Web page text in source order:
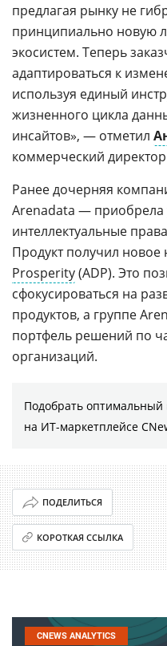
предлагая рынку не
принципиально новую
экосистем. Теперь
адаптироваться к
используя единый
жизненного цикла
инсайтов», — отметил
коммерческий директор
Ранее дочерняя
Arenadata — приобрела
интеллектуальные
Продукт получил новое
Prosperity(ADP). Это
сфокусироваться на
продуктов, а группе
портфель решений по
организаций.
Подобрать оптимальный
на ИТ-маркетплейсе
ПОДЕЛИТЬСЯ
КОРОТКАЯ ССЫЛКА
CNEWS ANALYTICS